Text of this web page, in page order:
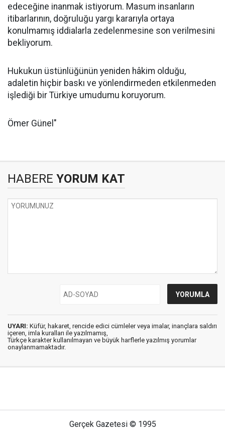
edeceğine inanmak istiyorum. Masum insanların
itibarlarının, doğruluğu yargı kararıyla ortaya
konulmamış iddialarla zedelenmesine son verilmesini
bekliyorum.
Hukukun üstünlüğünün yeniden hâkim olduğu,
adaletin hiçbir baskı ve yönlendirmeden etkilenmeden
işlediği bir Türkiye umudumu koruyorum.
Ömer Günel"
HABERE YORUM KAT
UYARI: Küfür, hakaret, rencide edici cümleler veya imalar, inançlara saldırı
içeren, imla kuralları ile yazılmamış,
Türkçe karakter kullanılmayan ve büyük harflerle yazılmış yorumlar
onaylanmamaktadır.
Gerçek Gazetesi © 1995